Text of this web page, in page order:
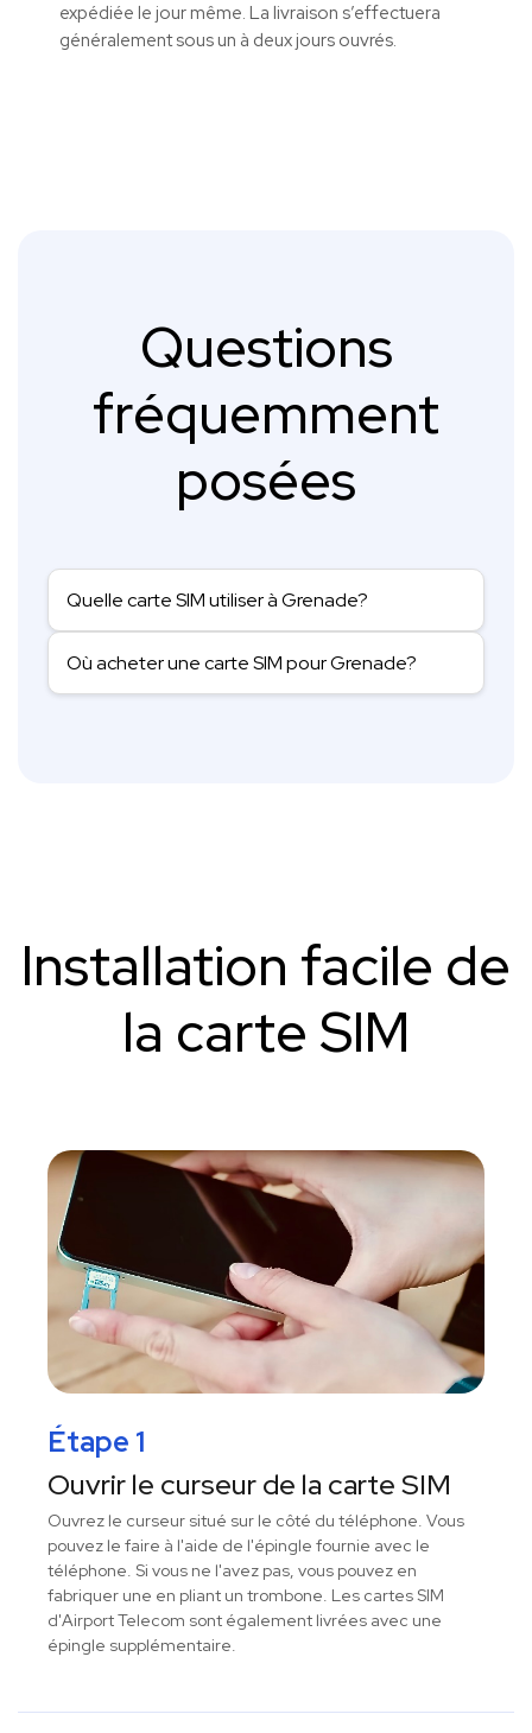
expédiée le jour même. La livraison s’effectuera
généralement sous un à deux jours ouvrés.
Questions
fréquemment
posées
Quelle carte SIM utiliser à Grenade?
Où acheter une carte SIM pour Grenade?
Installation facile de
la carte SIM
Étape 1
Ouvrir le curseur de la carte SIM
Ouvrez le curseur situé sur le côté du téléphone. Vous
pouvez le faire à l'aide de l'épingle fournie avec le
téléphone. Si vous ne l'avez pas, vous pouvez en
fabriquer une en pliant un trombone. Les cartes SIM
d'Airport Telecom sont également livrées avec une
épingle supplémentaire.